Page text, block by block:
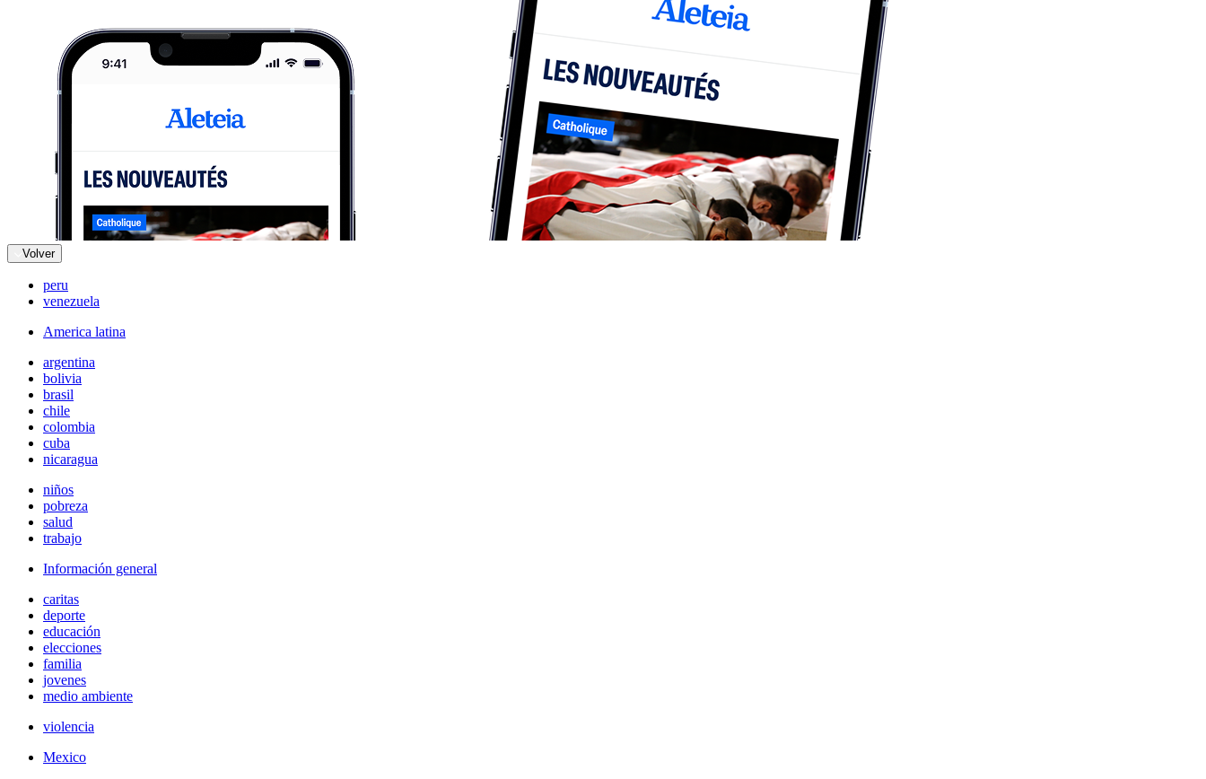
Volver
peru
venezuela
America latina
argentina
bolivia
brasil
chile
colombia
cuba
nicaragua
niños
pobreza
salud
trabajo
Información general
caritas
deporte
educación
elecciones
familia
jovenes
medio ambiente
violencia
Mexico